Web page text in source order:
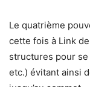
Le quatrième
cette fois à Link
structures pour
etc.) évitant ainsi